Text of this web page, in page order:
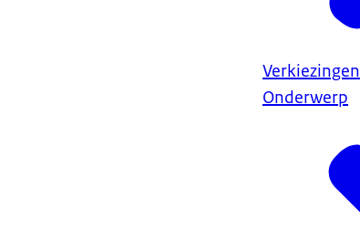
Verkiezingen
Onderwerp